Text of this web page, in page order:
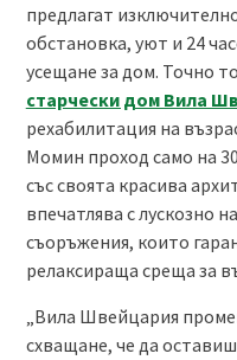
предлагат
обстановка, уют и 24
усещане за дом. Точно
старчески дом Вила
рехабилитация на
Момин проход само на
със своята красива
впечатлява с лускозно
съоръжения, които
релаксираща среща за
„Вила Швейцария
схващане, че да